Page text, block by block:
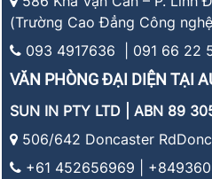
(Trường Cao Đẳng Công
093 4917636 | 091 66 22
VĂN PHÒNG ĐẠI DIỆN TẠI
SUN IN PTY LTD | ABN 89
506/642 Doncaster
+61 452656969 |